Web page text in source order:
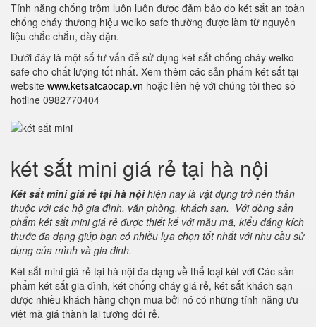
Tính năng chống trộm luôn luôn được đảm bảo do két sắt an toàn
chống cháy thương hiệu welko safe thường được làm từ nguyên
liệu chắc chắn, dày dặn.
Dưới đây là một số tư vấn để sử dụng két sắt chống cháy welko
safe cho chất lượng tốt nhất. Xem thêm các sản phẩm két sắt tại
website www.ketsatcaocap.vn hoặc liên hệ với chúng tôi theo số
hotline 0982770404
két sắt mini giá rẻ tại hà nội
Két sắt mini giá rẻ tại hà nộihiện nay là vật dụng trở nên thân
thuộc với các hộ gia đình, văn phòng, khách sạn. Với dòng sản
phẩm két sắt mini giá rẻ được thiết kế với mẫu mã, kiểu dáng kích
thước đa dạng giúp bạn có nhiều lựa chọn tốt nhất với nhu cầu sử
dụng của mình và gia đinh.
Két sắt mini giá rẻ tại hà nội đa dạng về thể loại két với Các sản
phẩm két sắt gia đình, két chống cháy giá rẻ, két sắt khách sạn
được nhiều khách hàng chọn mua bởi nó có những tính năng ưu
việt mà giá thành lại tương đối rẻ.